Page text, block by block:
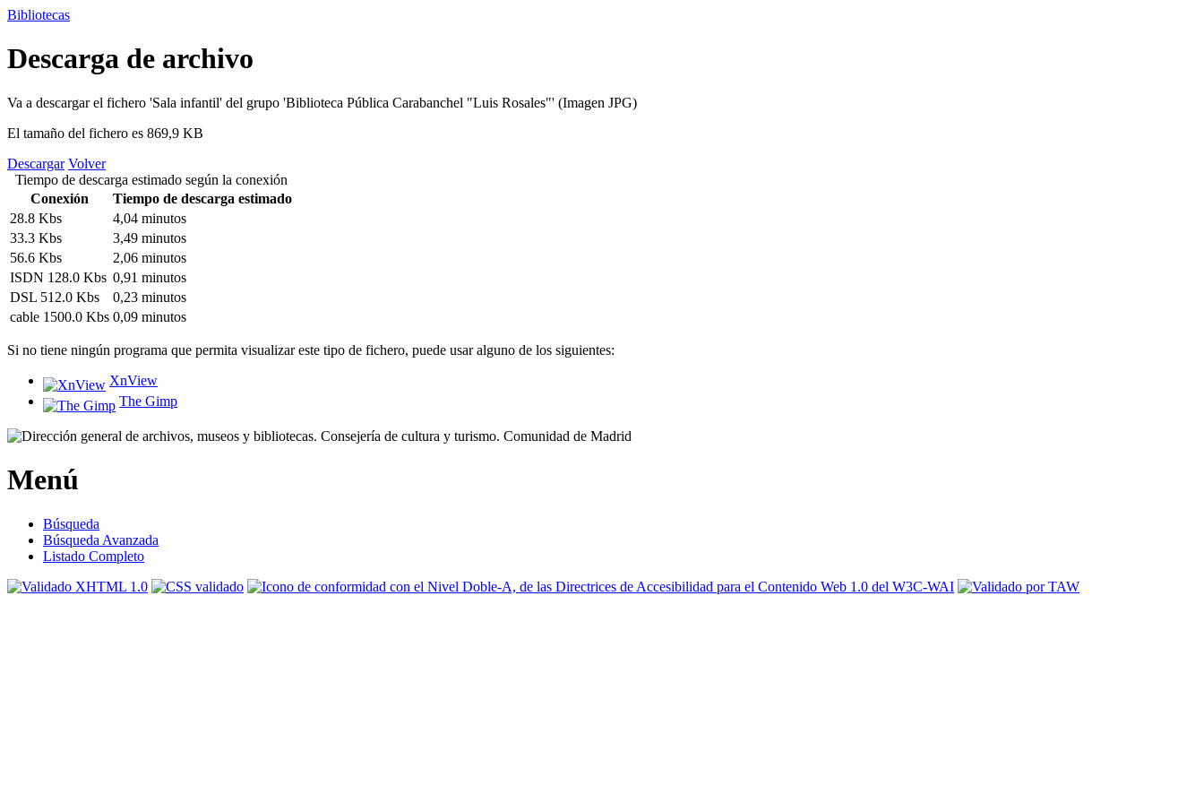
Bibliotecas
Descarga de archivo
Va a descargar el fichero 'Sala infantil' del grupo 'Biblioteca Pública Carabanchel "Luis Rosales"' (Imagen JPG)
El tamaño del fichero es 869,9 KB
Descargar Volver
Tiempo de descarga estimado según la conexión
Conexión
Tiempo de descarga estimado
28.8 Kbs
4,04 minutos
33.3 Kbs
3,49 minutos
56.6 Kbs
2,06 minutos
ISDN 128.0 Kbs 0,91 minutos
DSL 512.0 Kbs
0,23 minutos
cable 1500.0 Kbs 0,09 minutos
Si no tiene ningún programa que permita visualizar este tipo de fichero, puede usar alguno de los siguientes:
XnView
The Gimp
Menú
Búsqueda
Búsqueda Avanzada
Listado Completo